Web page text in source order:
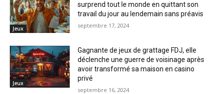
Jeux
surprend tout le monde en quittant son
travail du jour au lendemain sans préavis
septembre 17, 2024
Jeux
Gagnante de jeux de grattage FDJ, elle
déclenche une guerre de voisinage après
avoir transformé sa maison en casino
privé
septembre 16, 2024